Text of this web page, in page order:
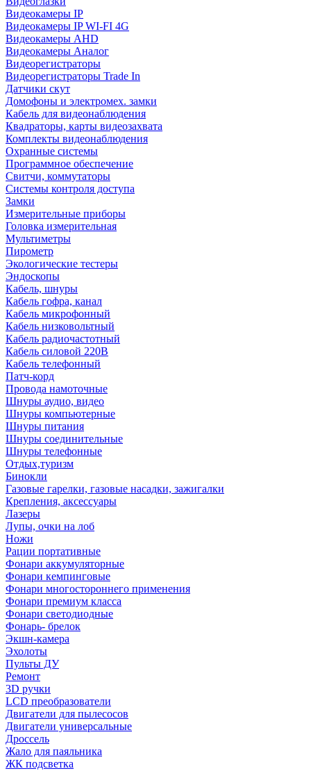
Видеокамеры IP
Видеокамеры IP WI-FI 4G
Видеокамеры AHD
Видеокамеры Аналог
Видеорегистраторы
Видеорегистраторы Trade In
Датчики скут
Домофоны и электромех. замки
Кабель для видеонаблюдения
Квадраторы, карты видеозахвата
Комплекты видеонаблюдения
Охранные системы
Программное обеспечение
Свитчи, коммутаторы
Системы контроля доступа
Замки
Измерительные приборы
Головка измерительная
Мультиметры
Пирометр
Экологические тестеры
Эндоскопы
Кабель, шнуры
Кабель гофра, канал
Кабель микрофонный
Кабель низковольтный
Кабель радиочастотный
Кабель силовой 220В
Кабель телефонный
Патч-корд
Провода намоточные
Шнуры аудио, видео
Шнуры компьютерные
Шнуры питания
Шнуры соединительные
Шнуры телефонные
Отдых,туризм
Бинокли
Газовые гарелки, газовые насадки, зажигалки
Крепления, аксессуары
Лазеры
Лупы, очки на лоб
Ножи
Рации портативные
Фонари аккумуляторные
Фонари кемпинговые
Фонари многостороннего применения
Фонари премиум класса
Фонари светодиодные
Фонарь- брелок
Экшн-камера
Эхолоты
Пульты ДУ
Ремонт
3D ручки
LCD преобразователи
Двигатели для пылесосов
Двигатели универсальные
Дроссель
Жало для паяльника
ЖК подсветка